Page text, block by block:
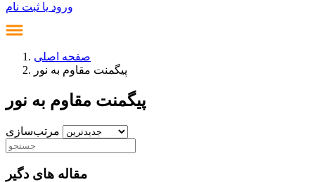
ورود یا ثبت نام
صفحه اصلی
پیگمنت مقاوم به نور
پیگمنت مقاوم به نور
مرتب‌سازی
مقاله های دگیر